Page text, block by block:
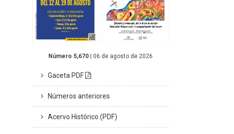
Número 5,670 | 06 de agosto de 2026
Gaceta PDF
Números anteriores
Acervo Histórico (PDF)